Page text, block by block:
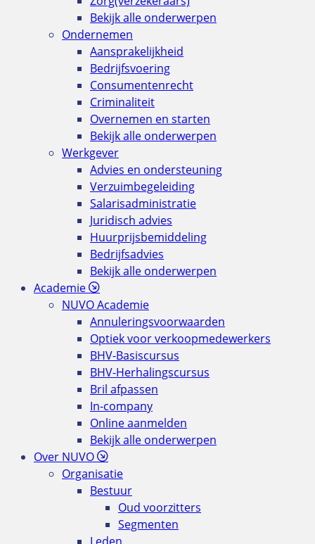
Bekijk alle onderwerpen
Ondernemen
Aansprakelijkheid
Bedrijfsvoering
Consumentenrecht
Criminaliteit
Overnemen en starten
Bekijk alle onderwerpen
Werkgever
Advies en ondersteuning
Verzuimbegeleiding
Salarisadministratie
Juridisch advies
Huurprijsbemiddeling
Bedrijfsadvies
Bekijk alle onderwerpen
Academie
NUVO Academie
Annuleringsvoorwaarden
Optiek voor verkoopmedewerkers
BHV-Basiscursus
BHV-Herhalingscursus
Bril afpassen
In-company
Online aanmelden
Bekijk alle onderwerpen
Over NUVO
Organisatie
Bestuur
Oud voorzitters
Segmenten